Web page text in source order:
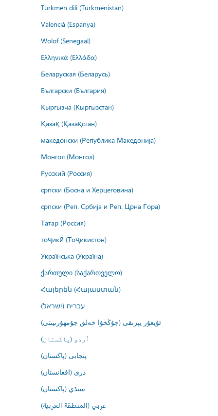
Türkmen dili (Türkmenistan)
Valencià (Espanya)
Wolof (Senegaal)
Ελληνικά (Ελλάδα)
Беларуская (Беларусь)
Български (България)
Кыргызча (Кыргызстан)
Қазақ (Қазақстан)
македонски (Република Македонија)
Монгол (Монгол)
Русский (Россия)
српски (Босна и Херцеговина)
српски (Реп. Србија и Реп. Црна Гора)
Татар (Россия)
тоҷикӣ (Тоҷикистон)
Українська (Україна)
ქართული (საქართველო)
Հայերեն (Հայաստան)
עברית (ישראל)
ئۇيغۇر يېزىقى (جۇڭخۇا خەلق جۇمھۇرىيىتى)
اُردو (پاکستان)
پنجابی (پاکستان)
درى (افغانستان)
سنڌي (پاکستان)
عربي (المنطقة العربية)